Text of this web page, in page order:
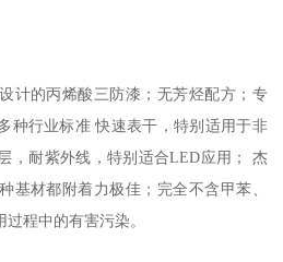
计的丙烯酸三防漆；无芳烃配方；专
种行业标准 快速表干，特别适用于非
，耐紫外线，特别适合LED应用； 杰
基材都附着力极佳；完全不含甲苯、
程中的有害污染。